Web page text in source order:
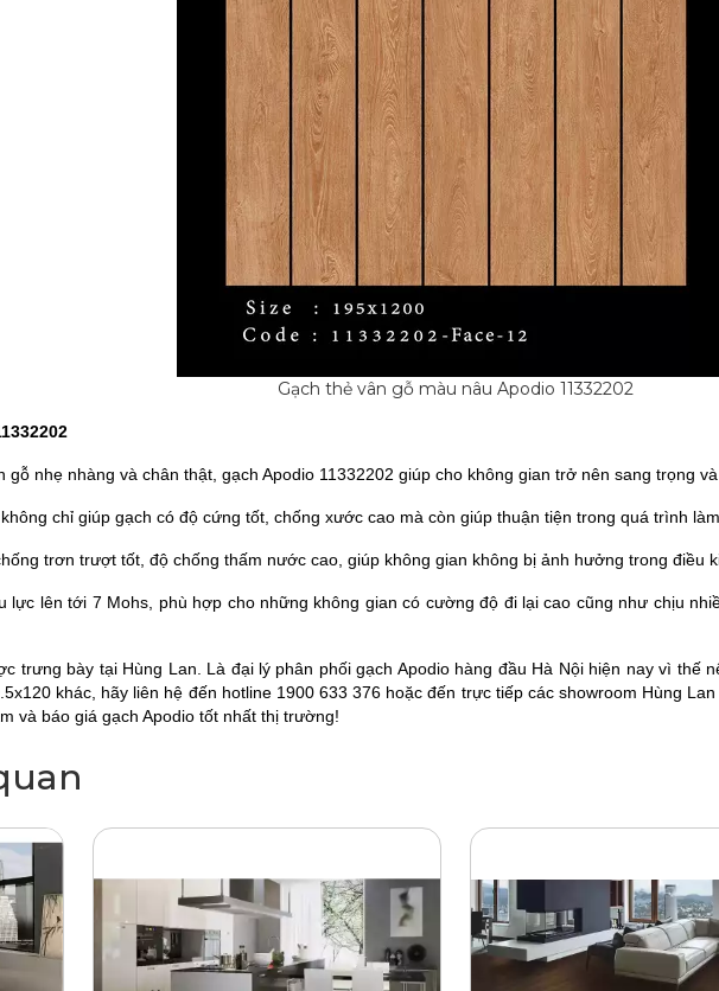
Gạch thẻ vân gỗ màu nâu Apodio 11332202
nhẹ nhàng và chân thật, gạch Apodio 11332202 giúp cho không gian trở nên sang trọng và
chỉ giúp gạch có độ cứng tốt, chống xước cao mà còn giúp thuận tiện trong quá trình
trơn trượt tốt, độ chống thấm nước cao, giúp không gian không bị ảnh hưởng trong điều
lực lên tới 7 Mohs, phù hợp cho những không gian có cường độ đi lại cao cũng như chịu
trưng bày tại Hùng Lan. Là đại lý phân phối gạch Apodiohàng đầu Hà Nội hiện nay vì thế
khác, hãy liên hệ đến hotline 1900 633 376 hoặc đến trực tiếp các showroom Hùng
và báo giá gạch Apodio tốt nhất thị trường!